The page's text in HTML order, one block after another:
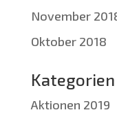
November
Oktober 2018
Kategorien
Aktionen 2019